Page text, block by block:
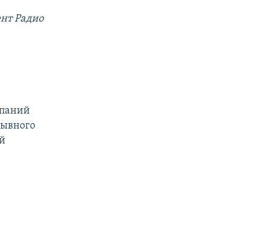
Радио